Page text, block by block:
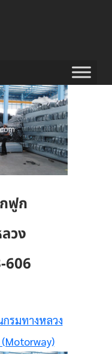
ฟูก
วง
606
รมทางหลวง
(Motorway)